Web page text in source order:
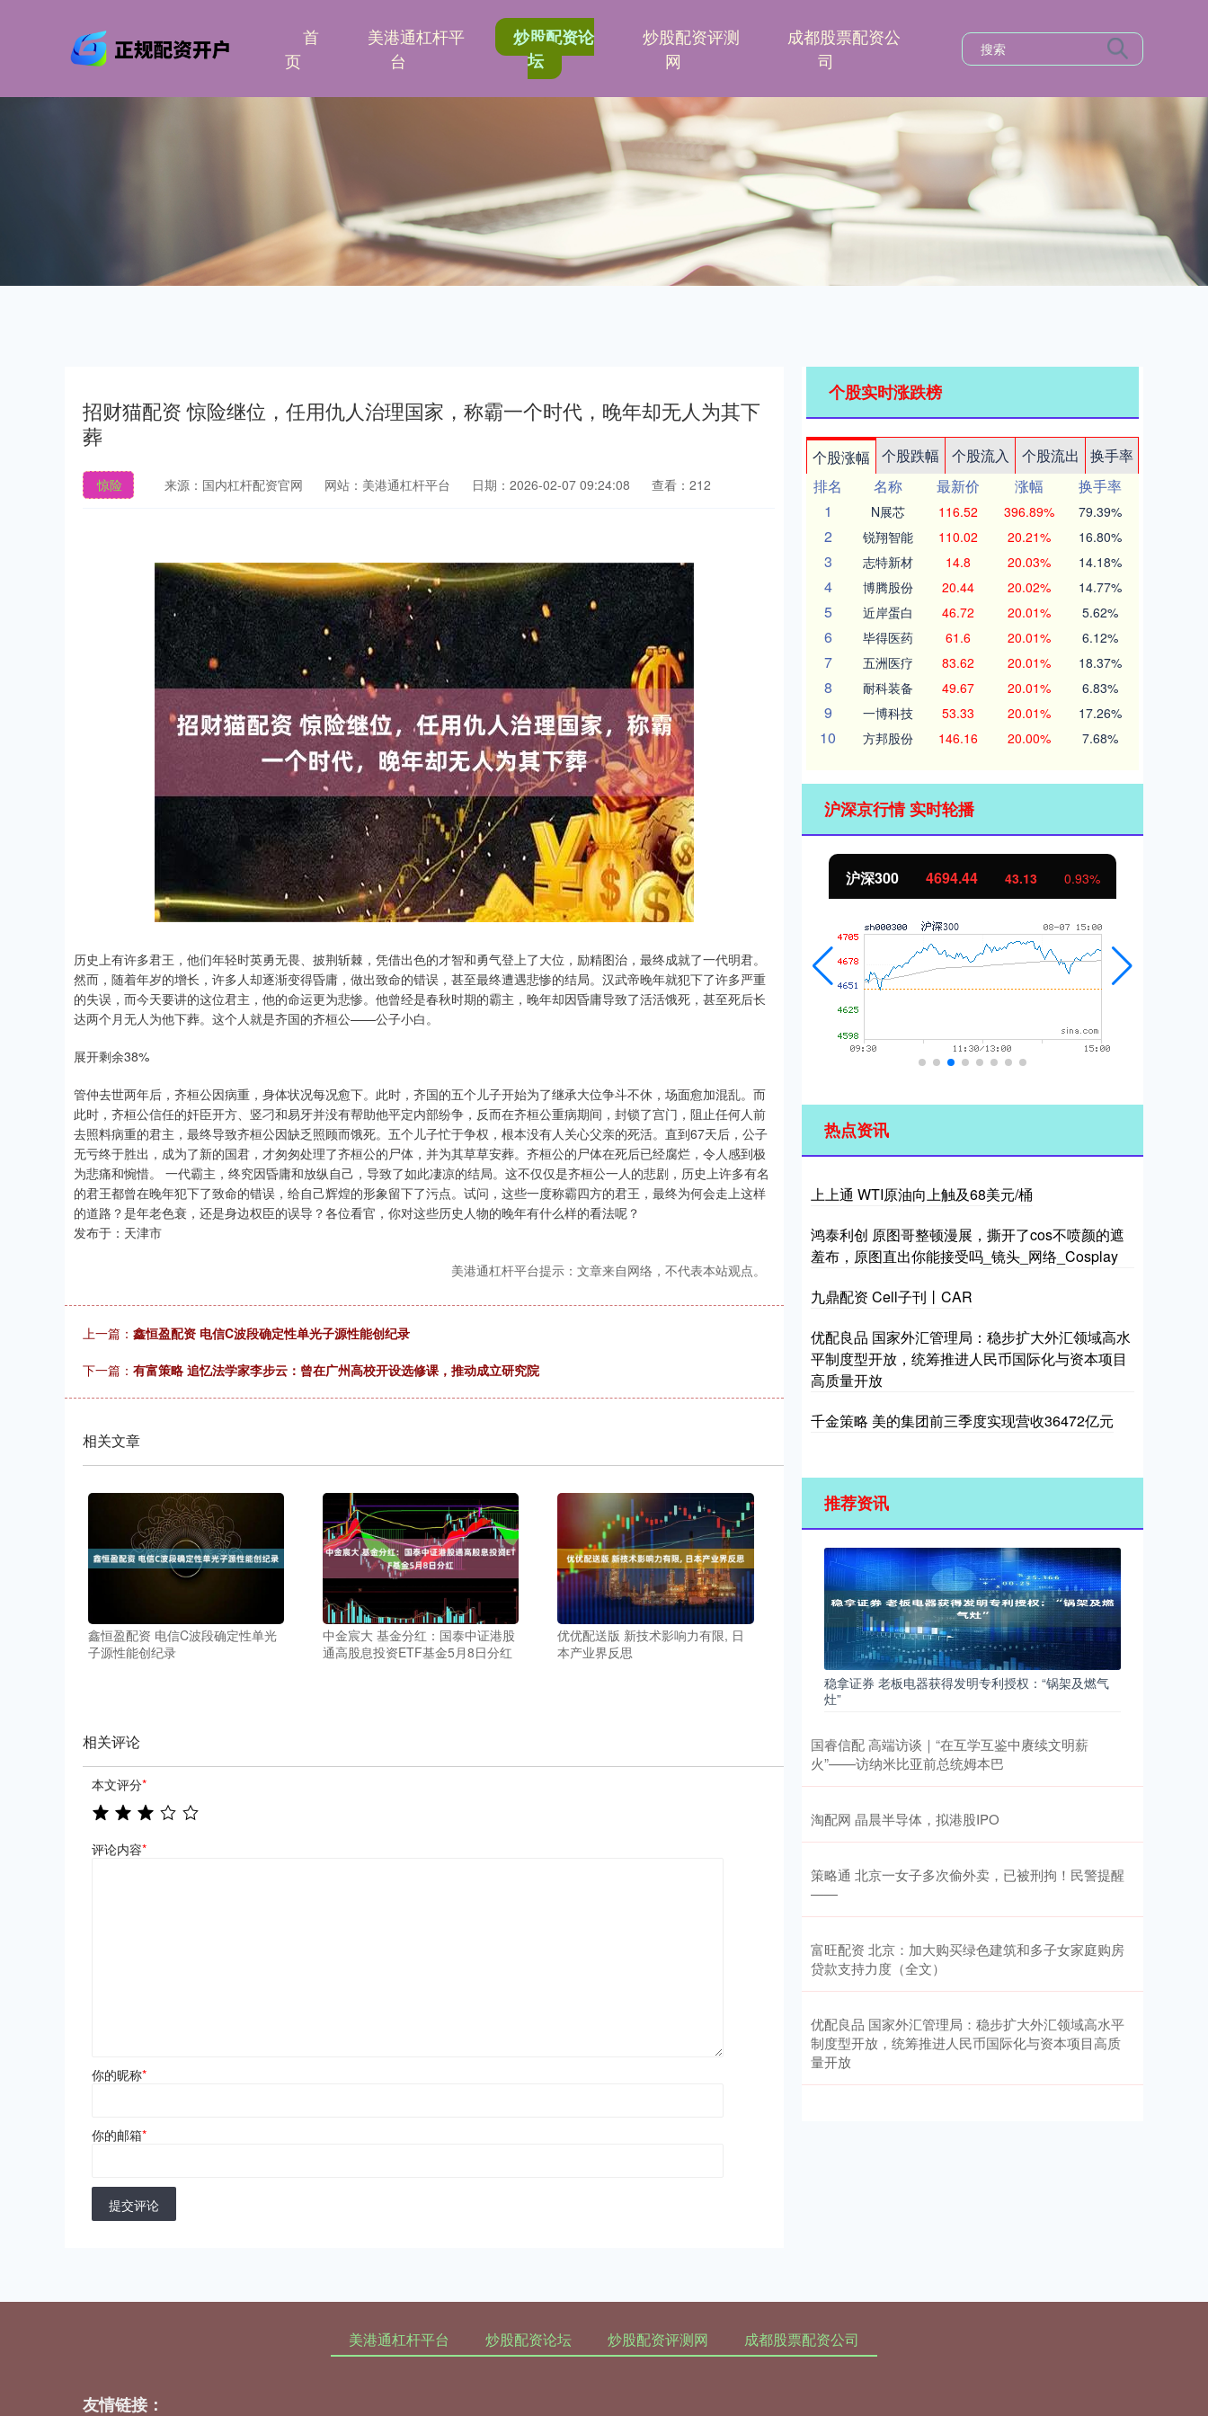
首
页
美港通杠杆平
台
炒股配资论
坛
炒股配资评测
网
成都股票配资公
司
招财猫配资 惊险继位，任用仇人治理国家，称霸一个时代，晚年却无人为其下
葬
惊险 来源：国内杠杆配资官网 网站：美港通杠杆平台 日期：2026-02-07 09:24:08 查看：212
历史上有许多君王，他们年轻时英勇无畏、披荆斩棘，凭借出色的才智和勇气登上了大位，励精图治，最终成就了一代明君。
然而，随着年岁的增长，许多人却逐渐变得昏庸，做出致命的错误，甚至最终遭遇悲惨的结局。汉武帝晚年就犯下了许多严重
的失误，而今天要讲的这位君主，他的命运更为悲惨。他曾经是春秋时期的霸主，晚年却因昏庸导致了活活饿死，甚至死后长
达两个月无人为他下葬。这个人就是齐国的齐桓公——公子小白。
展开剩余38%
管仲去世两年后，齐桓公因病重，身体状况每况愈下。此时，齐国的五个儿子开始为了继承大位争斗不休，场面愈加混乱。而
此时，齐桓公信任的奸臣开方、竖刁和易牙并没有帮助他平定内部纷争，反而在齐桓公重病期间，封锁了宫门，阻止任何人前
去照料病重的君主，最终导致齐桓公因缺乏照顾而饿死。五个儿子忙于争权，根本没有人关心父亲的死活。直到67天后，公子
无亏终于胜出，成为了新的国君，才匆匆处理了齐桓公的尸体，并为其草草安葬。齐桓公的尸体在死后已经腐烂，令人感到极
为悲痛和惋惜。 一代霸主，终究因昏庸和放纵自己，导致了如此凄凉的结局。这不仅仅是齐桓公一人的悲剧，历史上许多有名
的君王都曾在晚年犯下了致命的错误，给自己辉煌的形象留下了污点。试问，这些一度称霸四方的君王，最终为何会走上这样
的道路？是年老色衰，还是身边权臣的误导？各位看官，你对这些历史人物的晚年有什么样的看法呢？
发布于：天津市
美港通杠杆平台提示：文章来自网络，不代表本站观点。
上一篇： 鑫恒盈配资 电信C波段确定性单光子源性能创纪录
下一篇： 有富策略 追忆法学家李步云：曾在广州高校开设选修课，推动成立研究院
相关文章
鑫恒盈配资 电信C波段确定性单光
子源性能创纪录
中金宸大 基金分红：国泰中证港股
通高股息投资ETF基金5月8日分红
优优配送版 新技术影响力有限, 日
本产业界反思
相关评论
本文评分*
评论内容*
你的昵称*
你的邮箱*
提交评论
个股实时涨跌榜
个股涨幅 个股跌幅 个股流入 个股流出
换手率
排名
名称 最新价 涨幅
换手率
1
N展芯 116.52 396.89% 79.39%
2 锐翔智能 110.02 20.21% 16.80%
3 志特新材 14.8 20.03% 14.18%
4 博腾股份 20.44 20.02% 14.77%
5 近岸蛋白 46.72 20.01% 5.62%
6 毕得医药 61.6 20.01% 6.12%
7 五洲医疗 83.62 20.01% 18.37%
8 耐科装备 49.67 20.01% 6.83%
9 一博科技 53.33 20.01% 17.26%
10 方邦股份 146.16 20.00% 7.68%
沪深京行情 实时轮播
3940.04 39.68 1.02% 深证成指 14311.01 200.89 沪深300 4694.44 43.13 0.93%
热点资讯
上上通 WTI原油向上触及68美元/桶
鸿泰利创 原图哥整顿漫展，撕开了cos不喷颜的遮
羞布，原图直出你能接受吗_镜头_网络_Cosplay
九鼎配资 Cell子刊丨CAR
优配良品 国家外汇管理局：稳步扩大外汇领域高水
平制度型开放，统筹推进人民币国际化与资本项目
高质量开放
千金策略 美的集团前三季度实现营收36472亿元
推荐资讯
稳拿证券 老板电器获得发明专利授权：“锅架及燃气
灶”
国睿信配 高端访谈｜“在互学互鉴中赓续文明薪
火”——访纳米比亚前总统姆本巴
淘配网 晶晨半导体，拟港股IPO
策略通 北京一女子多次偷外卖，已被刑拘！民警提醒
——
富旺配资 北京：加大购买绿色建筑和多子女家庭购房
贷款支持力度（全文）
优配良品 国家外汇管理局：稳步扩大外汇领域高水平
制度型开放，统筹推进人民币国际化与资本项目高质
量开放
美港通杠杆平台 炒股配资论坛 炒股配资评测网 成都股票配资公司
友情链接：